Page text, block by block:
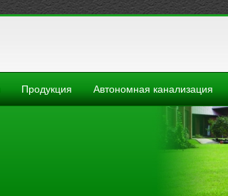
Продукция Автономная канализация